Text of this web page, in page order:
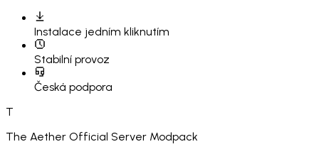
Instalace jedním kliknutím
Stabilní provoz
Česká podpora
T
The Aether Official Server Modpack